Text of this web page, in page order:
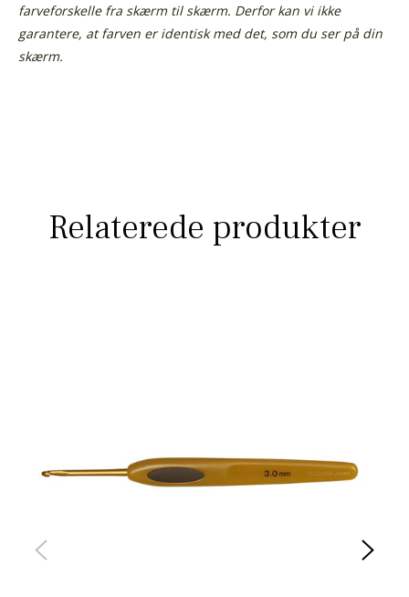
farveforskelle fra skærm til skærm. Derfor kan vi ikke
garantere, at farven er identisk med det, som du ser på din
skærm.
Relaterede produkter